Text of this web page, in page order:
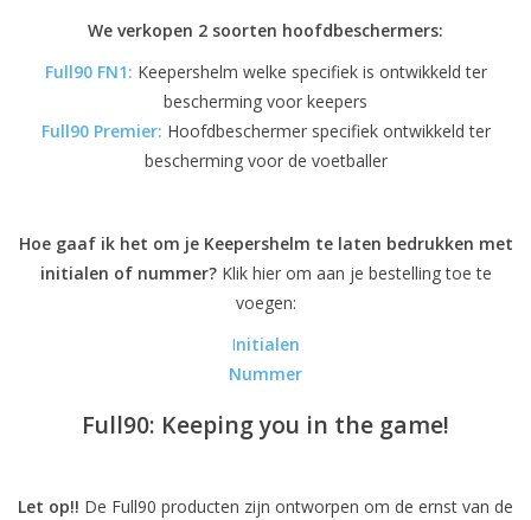
We verkopen 2 soorten hoofdbeschermers:
Full90 FN1: Keepershelm welke specifiek is ontwikkeld ter
bescherming voor keepers
Full90 Premier: Hoofdbeschermer specifiek ontwikkeld ter
bescherming voor de voetballer
Hoe gaaf ik het om je Keepershelm te laten bedrukken met
initialen of nummer?Klik hier om aan je bestelling toe te
voegen:
Initialen
Nummer
Full90: Keeping you in the game!
Let op!! De Full90 producten zijn ontworpen om de ernst van de